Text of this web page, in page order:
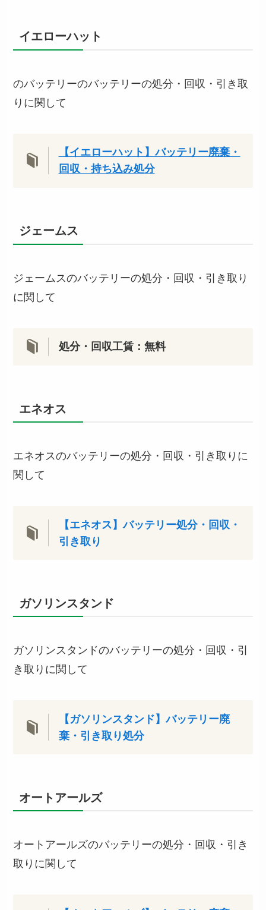
イエローハット
のバッテリーのバッテリーの処分・回収・引き取
りに関して
【イエローハット】バッテリー廃棄・
回 収・持ち込み処分
ジェームス
ジェームスのバッテリーの処分・回収・引き取り
に関して
処分・回収工賃：無料
エネオス
エネオスのバッテリーの処分・回収・引き取りに
関して
【エネオス】バッテリー処分・回収・
引き取り
ガソリンスタンド
ガソリンスタンドのバッテリーの処分・回収・引
き取りに関して
【ガソリンスタンド】バッテリー廃
棄・引き取り処分
オートアールズ
オートアールズのバッテリーの処分・回収・引き
取りに関して